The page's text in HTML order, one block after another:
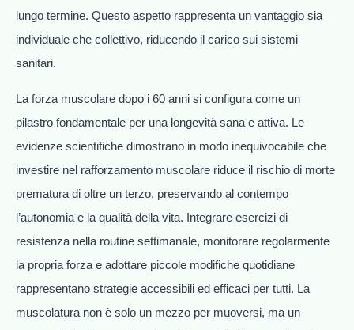
lungo termine. Questo aspetto rappresenta un vantaggio sia
individuale che collettivo, riducendo il carico sui sistemi
sanitari.
La forza muscolare dopo i 60 anni si configura come un
pilastro fondamentale per una longevità sana e attiva. Le
evidenze scientifiche dimostrano in modo inequivocabile che
investire nel rafforzamento muscolare riduce il rischio di morte
prematura di oltre un terzo, preservando al contempo
l’autonomia e la qualità della vita. Integrare esercizi di
resistenza nella routine settimanale, monitorare regolarmente
la propria forza e adottare piccole modifiche quotidiane
rappresentano strategie accessibili ed efficaci per tutti. La
muscolatura non è solo un mezzo per muoversi, ma un